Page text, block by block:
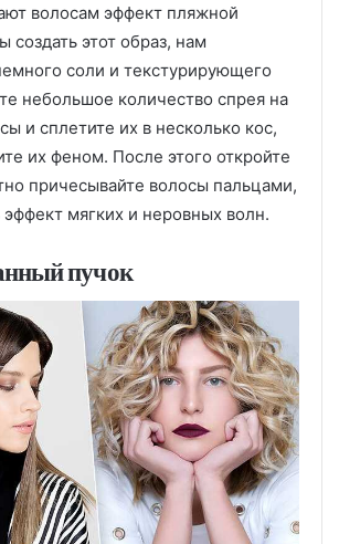
волосам эффект пляжной
создать этот образ, нам
соли и текстурирующего
небольшое количество спрея на
и сплетите их в несколько кос,
их феном. После этого откройте
причесывайте волосы пальцами,
эффект мягких и неровных волн.
пучок